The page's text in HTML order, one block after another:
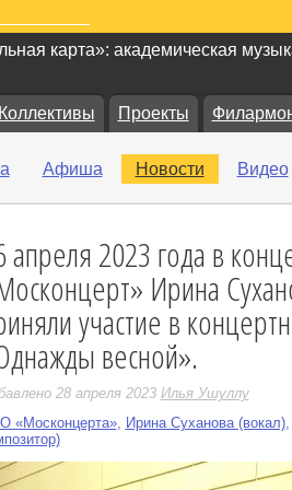
карта»: академическая
Коллективы Проекты
Афиша Новости Видео
апреля 2023 года в
Ирина
участие в
весной».
28 апреля 2023 Илья Ушуллу
«Москонцерта», Ирина Суханова (вокал),